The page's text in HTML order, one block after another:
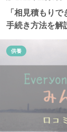
「相見積もり
手続き方法を解
供養